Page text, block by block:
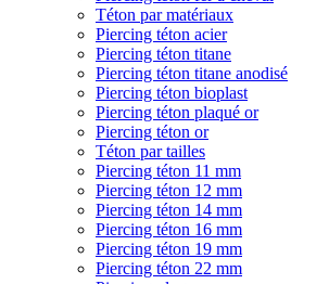
Téton par matériaux
Piercing téton acier
Piercing téton titane
Piercing téton titane anodisé
Piercing téton bioplast
Piercing téton plaqué or
Piercing téton or
Téton par tailles
Piercing téton 11 mm
Piercing téton 12 mm
Piercing téton 14 mm
Piercing téton 16 mm
Piercing téton 19 mm
Piercing téton 22 mm